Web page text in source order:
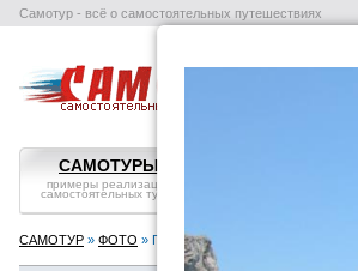
Самотур - всё о самостоятельных путешествиях
САМОТУРЫ
примеры реализации
самостоятельных туров
САМОТУР » ФОТО » Греция